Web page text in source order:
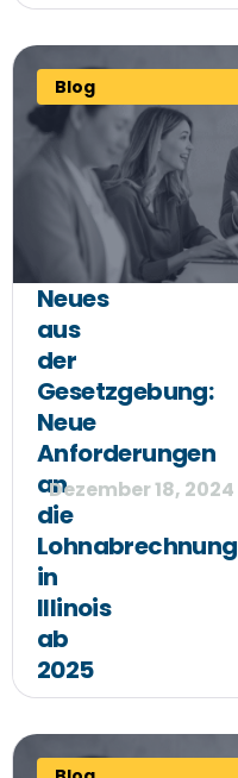
Blog
Neues
aus
der
Gesetzgebung:
Neue
Anforderungen
an
die
Lohnabrechnung
in
Illinois
ab
2025
Dezember 18, 2024